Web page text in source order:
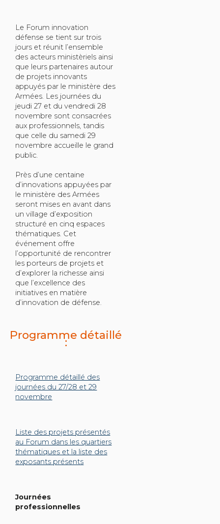
Le Forum innovation
défense se tient sur trois
jours et réunit l’ensemble
des acteurs ministèriels ainsi
que leurs partenaires autour
de projets innovants
appuyés par le ministère des
Armées. Les journées du
jeudi 27 et du vendredi 28
novembre sont consacrées
aux professionnels, tandis
que celle du samedi 29
novembre accueille le grand
public.
Près d’une centaine
d’innovations appuyées par
le ministère des Armées
seront mises en avant dans
un village d’exposition
structuré en cinq espaces
thématiques. Cet
événement offre
l’opportunité de rencontrer
les porteurs de projets et
d’explorer la richesse ainsi
que l’excellence des
initiatives en matière
d’innovation de défense.
Programme détaillé
:
Programme détaillé des
journées du 27/28 et 29
novembre
Liste des projets présentés
au Forum dans les quartiers
thématiques et la liste des
exposants présents
Journées
professionnelles